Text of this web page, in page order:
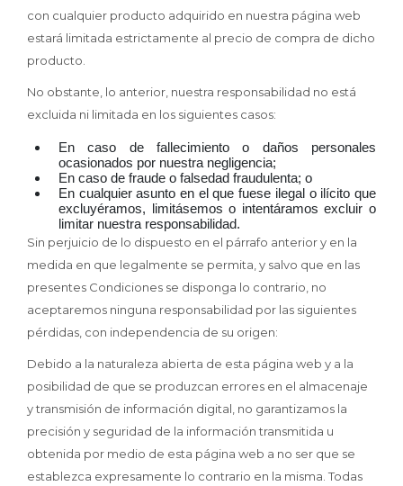
con cualquier producto adquirido en nuestra página web
estará limitada estrictamente al precio de compra de dicho
producto.
No obstante, lo anterior, nuestra responsabilidad no está
excluida ni limitada en los siguientes casos:
En caso de fallecimiento o daños personales
ocasionados por nuestra negligencia;
En caso de fraude o falsedad fraudulenta; o
En cualquier asunto en el que fuese ilegal o ilícito que
excluyéramos, limitásemos o intentáramos excluir o
limitar nuestra responsabilidad.
Sin perjuicio de lo dispuesto en el párrafo anterior y en la
medida en que legalmente se permita, y salvo que en las
presentes Condiciones se disponga lo contrario, no
aceptaremos ninguna responsabilidad por las siguientes
pérdidas, con independencia de su origen:
Debido a la naturaleza abierta de esta página web y a la
posibilidad de que se produzcan errores en el almacenaje
y transmisión de información digital, no garantizamos la
precisión y seguridad de la información transmitida u
obtenida por medio de esta página web a no ser que se
establezca expresamente lo contrario en la misma. Todas